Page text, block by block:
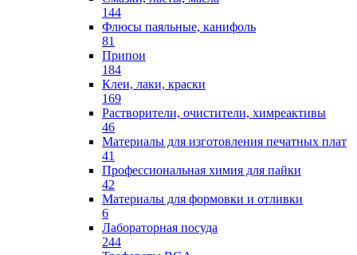
144
Флюсы паяльные, канифоль
81
Припои
184
Клеи, лаки, краски
169
Растворители, очистители, химреактивы
46
Материалы для изготовления печатных плат
41
Профессиональная химия для пайки
42
Материалы для формовки и отливки
6
Лабораторная посуда
244